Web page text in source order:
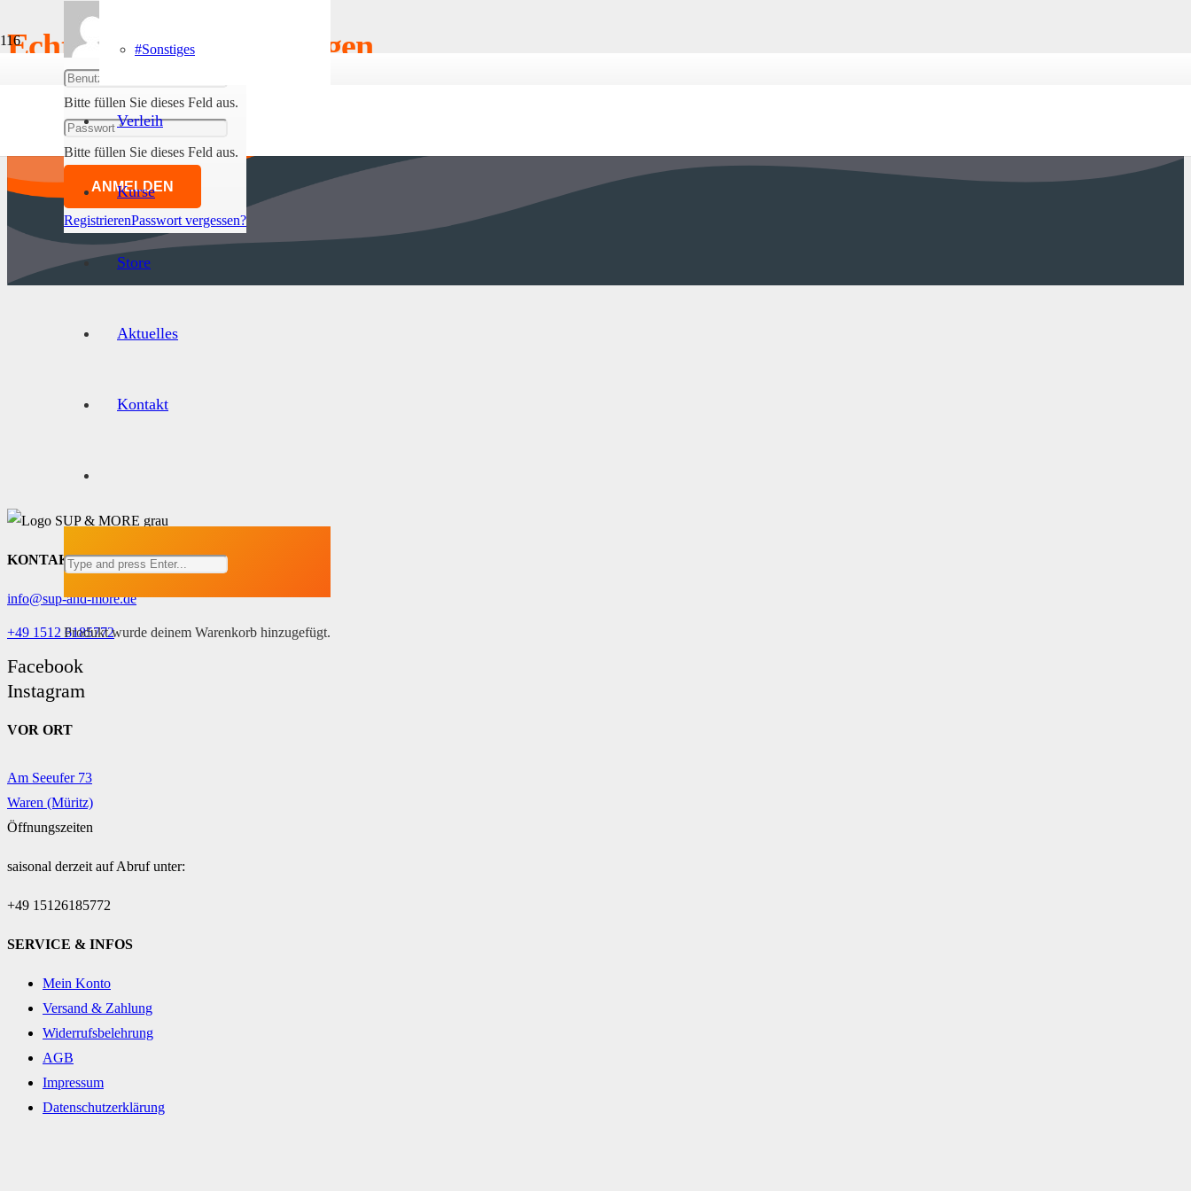
Abmelden
Bitte füllen Sie dieses Feld aus.
Bitte füllen Sie dieses Feld aus.
ANMELDEN
RegistrierenPasswort vergessen?
#Sonstiges
Verleih
Kurse
Store
Aktuelles
Kontakt
Produktwurde deinem Warenkorb hinzugefügt.
Echtheit von Bewertungen
KONTAKT
info@sup-and-more.de
+49 1512 6185772
Facebook
Instagram
VOR ORT
Am Seeufer 73
Waren (Müritz)
Öffnungszeiten
saisonal derzeit auf Abruf unter:
+49 15126185772
SERVICE & INFOS
Mein Konto
Versand & Zahlung
Widerrufsbelehrung
AGB
Impressum
Datenschutzerklärung